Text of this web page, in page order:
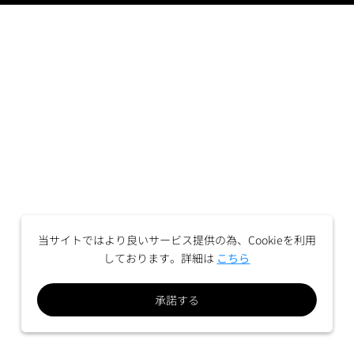
当サイトではより良いサービス提供の為、Cookieを利用
しております。詳細は こちら
承諾する